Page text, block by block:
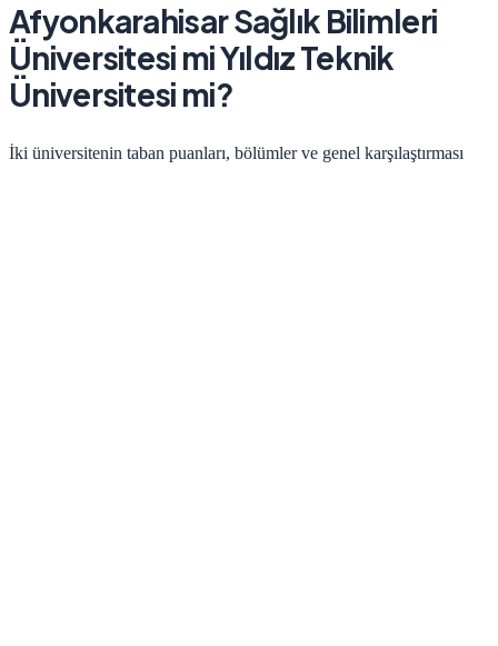
Afyonkarahisar Sağlık Bilimleri
Üniversitesi miYıldız Teknik
Üniversitesi mi?
İki üniversitenin taban puanları, bölümler ve genel karşılaştırması